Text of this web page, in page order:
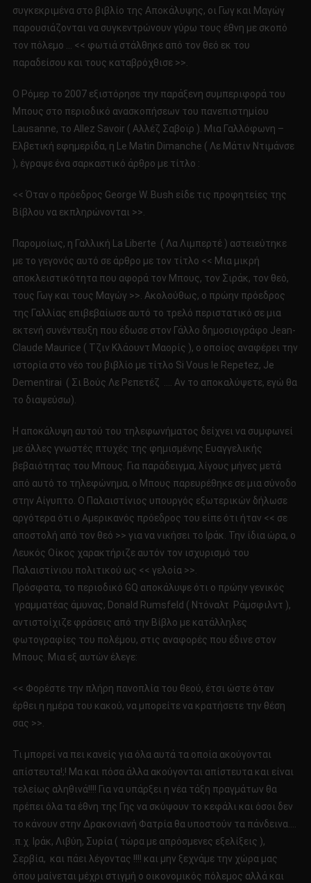
συγκεκριμένα στο βιβλίο της Αποκάλυψης, οι Γωγ και Μαγώγ
παρουσιάζονται να συγκεντρώνουν γύρω τους έθνη με σκοπό
τον πόλεμο … << φωτιά στάλθηκε από τον θεό εκ του
παραδείσου και τους καταβρόχθισε >>.
Ο Ρόμερ το 2007 εξιστόρησε την παράξενη συμπεριφορά του
Μπους στο περιοδικό ανασκοπήσεων του πανεπιστημίου
Lausanne, το Allez Savoir ( Αλλέζ Σαβοϊρ ). Μια Γαλλόφωνη –
Ελβετική εφημερίδα, η Le Matin Dimanche ( Λε Μάτιν Ντιμάνσε
), έγραψε ένα σαρκαστικό άρθρο με τίτλο :
<< Όταν ο πρόεδρος George W. Bush είδε τις προφητείες της
Βίβλου να εκπληρώνονται >>.
Παρομοίως, η Γαλλική La Liberte ( Λα Λιμπερτέ ) αστειεύτηκε
με το γεγονός αυτό σε άρθρο με τον τίτλο << Μια μικρή
αποκλειστικότητα που αφορά τον Μπους, τον Σιράκ, τον θεό,
τους Γωγ και τους Μαγώγ >>. Ακολούθως, ο πρώην πρόεδρος
της Γαλλίας επιβεβαίωσε αυτό το τρελό περιστατικό σε μια
εκτενή συνέντευξη που έδωσε στον Γάλλο δημοσιογράφο Jean-
Claude Maurice ( Τζιν Κλάουντ Μαορίς ), ο οποίος αναφέρει την
ιστορία στο νέο του βιβλίο με τίτλο Si Vous le Repetez, Je
Dementirai ( Σι Βούς Λε Ρεπετέζ …. Αν το αποκαλύψετε, εγώ θα
το διαψεύσω).
Η αποκάλυψη αυτού του τηλεφωνήματος δείχνει να συμφωνεί
με άλλες γνωστές πτυχές της φημισμένης Ευαγγελικής
βεβαιότητας του Μπους. Για παράδειγμα, λίγους μήνες μετά
από αυτό το τηλεφώνημα, ο Μπους παρευρέθηκε σε μια σύνοδο
στην Αίγυπτο. Ο Παλαιστίνιος υπουργός εξωτερικών δήλωσε
αργότερα ότι ο Αμερικανός πρόεδρος του είπε ότι ήταν << σε
αποστολή από τον θεό >> για να νικήσει το Ιράκ. Την ίδια ώρα, ο
Λευκός Οίκος χαρακτήριζε αυτόν τον ισχυρισμό του
Παλαιστίνιου πολιτικού ως << γελοία >>.
Πρόσφατα, το περιοδικό GQ αποκάλυψε ότι ο πρώην γενικός
γραμματέας άμυνας, Donald Rumsfeld ( Ντόναλτ Ράμσφιλντ ),
αντιστοίχιζε φράσεις από την Βίβλο με κατάλληλες
φωτογραφίες του πολέμου, στις αναφορές που έδινε στον
Μπους. Μια εξ αυτών έλεγε:
<< Φορέστε την πλήρη πανοπλία του θεού, έτσι ώστε όταν
έρθει η ημέρα του κακού, να μπορείτε να κρατήσετε την θέση
σας >>.
Τι μπορεί να πει κανείς για όλα αυτά τα οποία ακούγονται
απίστευτα!;! Μα και πόσα άλλα ακούγονται απίστευτα και είναι
τελείως αληθινά!!!! Για να υπάρξει η νέα τάξη πραγμάτων θα
πρέπει όλα τα έθνη της Γης να σκύψουν το κεφάλι και όσοι δεν
το κάνουν στην Δρακονιανή Φατρία θα υποστούν τα πάνδεινα….
.π.χ. Ιράκ, Λιβύη, Συρία ( τώρα με απρόσμενες εξελίξεις ),
Σερβία, και πάει λέγοντας !!!! και μην ξεχνάμε την χώρα μας
όπου μαίνεται μέχρι στιγμή ο οικονομικός πόλεμος αλλά και